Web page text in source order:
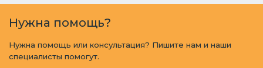
Нужна помощь?
Нужна помощь или консультация? Пишите нам и наши
специалисты помогут.